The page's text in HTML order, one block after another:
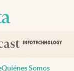
Quiénes Somos